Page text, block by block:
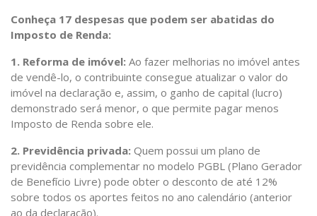
Conheça 17 despesas que podem ser abatidas do
Imposto de Renda:
1. Reforma de imóvel: Ao fazer melhorias no imóvel antes
de vendê-lo, o contribuinte consegue atualizar o valor do
imóvel na declaração e, assim, o ganho de capital (lucro)
demonstrado será menor, o que permite pagar menos
Imposto de Renda sobre ele.
2. Previdência privada: Quem possui um plano de
previdência complementar no modelo PGBL (Plano Gerador
de Benefício Livre) pode obter o desconto de até 12%
sobre todos os aportes feitos no ano calendário (anterior
ao da declaração).